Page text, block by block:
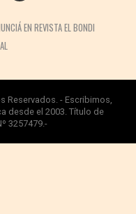
EN REVISTA EL BONDI
Reservados. - Escribimos,
desde el 2003. Título de
3257479.-